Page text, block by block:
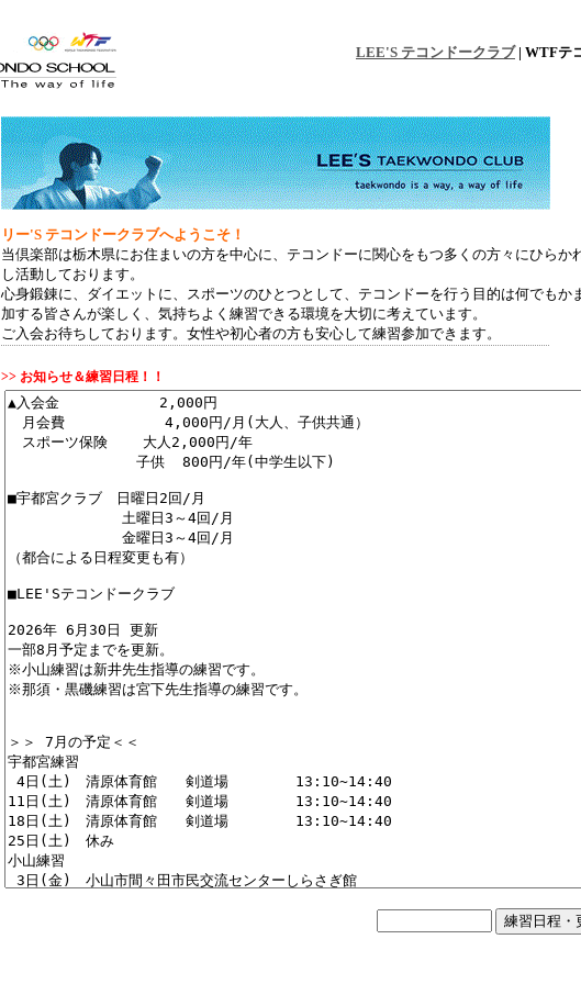
LEE'S テコンドークラブ| WTFテ
リー'S テコンドークラブへようこそ！
当倶楽部は栃木県にお住まいの方を中心に、テコンドーに関心をもつ多くの方々にひらか
し活動しております。
心身鍛錬に、ダイエットに、スポーツのひとつとして、テコンドーを行う目的は何でもか
加する皆さんが楽しく、気持ちよく練習できる環境を大切に考えています。
ご入会お待ちしております。女性や初心者の方も安心して練習参加できます。
>> お知らせ＆練習日程！！